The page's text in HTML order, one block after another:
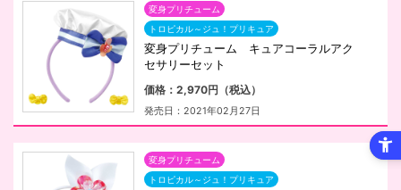
変身プリチューム
トロピカル～ジュ！プリキュア
変身プリチューム キュアコーラルアク
セサリーセット
価格：2,970円（税込）
発売日：2021年02月27日
変身プリチューム
トロピカル～ジュ！プリキュア